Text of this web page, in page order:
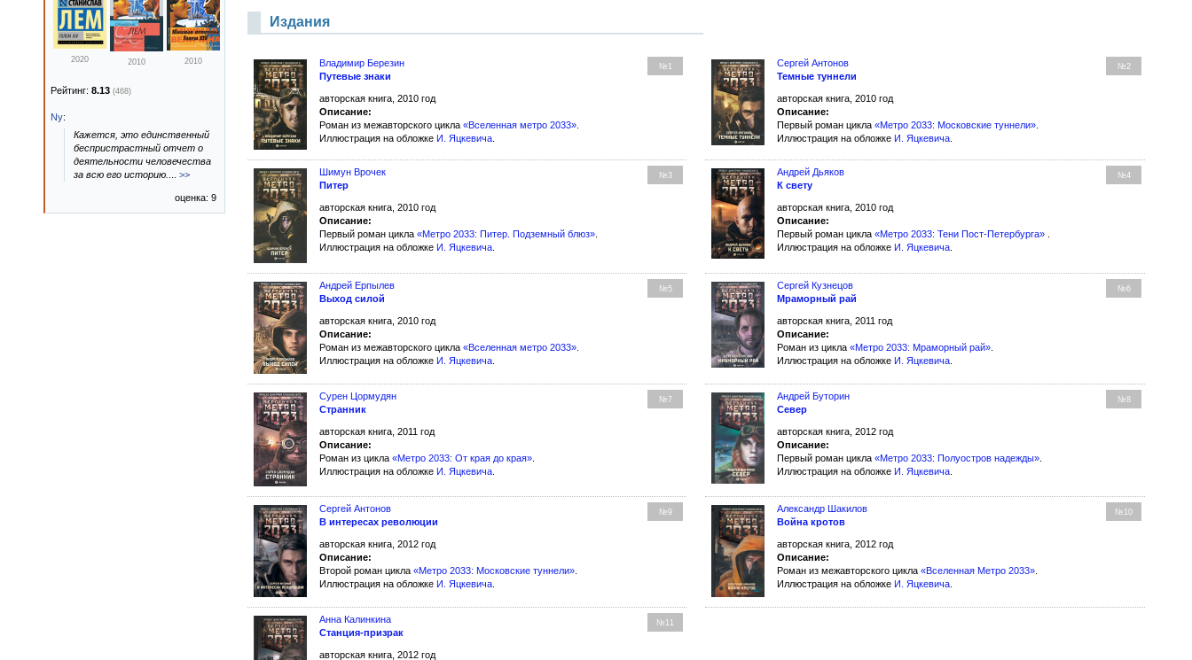
Издания
Владимир Березин №1
Путевые знаки
авторская книга, 2010 год
Описание:
Роман из межавторского цикла «Вселенная метро 2033»
Иллюстрация на обложке И. Яцкевича
Сергей Антонов №2
Темные туннели
авторская книга, 2010 год
Описание:
Первый роман цикла «Метро 2033: Московские туннели»
Иллюстрация на обложке И. Яцкевича
Шимун Врочек №3
Питер
авторская книга, 2010 год
Описание:
Первый роман цикла «Метро 2033: Питер. Подземный блюз»
Иллюстрация на обложке И. Яцкевича
Андрей Дьяков №4
К свету
авторская книга, 2010 год
Описание:
Первый роман цикла «Метро 2033: Тени Пост-Петербурга»
Иллюстрация на обложке И. Яцкевича
Андрей Ерпылев №5
Выход силой
авторская книга, 2010 год
Описание:
Роман из межавторского цикла «Вселенная метро 2033»
Иллюстрация на обложке И. Яцкевича
Сергей Кузнецов №6
Мраморный рай
авторская книга, 2011 год
Описание:
Роман из цикла «Метро 2033: Мраморный рай»
Иллюстрация на обложке И. Яцкевича
Сурен Цормудян №7
Странник
авторская книга, 2011 год
Описание:
Роман из цикла «Метро 2033: От края до края»
Иллюстрация на обложке И. Яцкевича
Андрей Буторин №8
Север
авторская книга, 2012 год
Описание:
Первый роман цикла «Метро 2033: Полуостров надежды»
Иллюстрация на обложке И. Яцкевича
Сергей Антонов №9
В интересах революции
авторская книга, 2012 год
Описание:
Второй роман цикла «Метро 2033: Московские туннели»
Иллюстрация на обложке И. Яцкевича
Александр Шакилов №10
Война кротов
авторская книга, 2012 год
Описание:
Роман из межавторского цикла «Вселенная Метро 2033»
Иллюстрация на обложке И. Яцкевича
Анна Калинкина №11
Станция-призрак
авторская книга, 2012 год
2020 2010 2010
Рейтинг: 8.13 (468)
Ny:
Кажется, это единственный
беспристрастный отчет о
деятельности человечества
за всю его историю.
>>
оценка: 9